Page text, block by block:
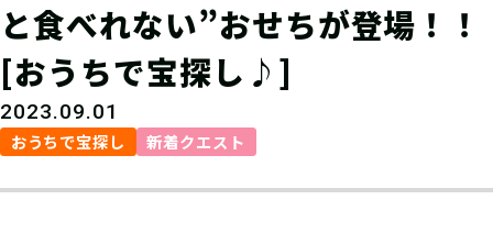
と食べれない”おせちが登場！！
[おうちで宝探し♪]
2023.09.01
おうちで宝探し 新着クエスト